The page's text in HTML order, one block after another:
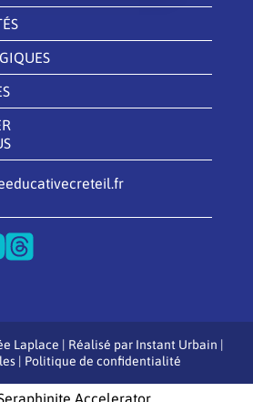
Laplace | Réalisé par Instant Urbain |
| Politique de confidentialité
Accelerator